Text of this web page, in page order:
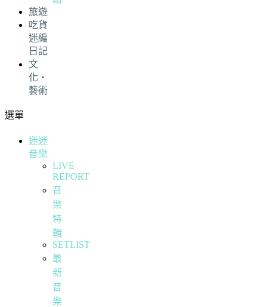
旅遊
吃貨
迷編
日記
文
化・
藝術
選單
迷迷
音樂
LIVE
REPORT
音
樂
特
輯
SETLIST
最
新
音
樂